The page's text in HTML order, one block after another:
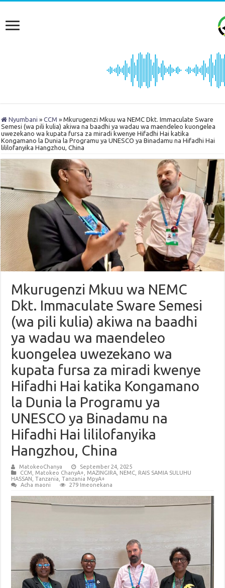
Nyumbani » CCM » Mkurugenzi Mkuu wa NEMC Dkt. Immaculate Sware
Semesi (wa pili kulia) akiwa na baadhi ya wadau wa maendeleo kuongelea
uwezekano wa kupata fursa za miradi kwenye Hifadhi Hai katika
Kongamano la Dunia la Programu ya UNESCO ya Binadamu na Hifadhi Hai
lililofanyika Hangzhou, China
Mkurugenzi Mkuu wa NEMC
Dkt. Immaculate Sware Semesi
(wa pili kulia) akiwa na baadhi
ya wadau wa maendeleo
kuongelea uwezekano wa
kupata fursa za miradi kwenye
Hifadhi Hai katika Kongamano
la Dunia la Programu ya
UNESCO ya Binadamu na
Hifadhi Hai lililofanyika
Hangzhou, China
MatokeoChanya
September 24, 2025
CCM
Matokeo ChanyA+ MAZINGIRA NEMC RAIS SAMIA SULUHU
HASSAN ,Tanzania ,Tanzania MpyA+
Acha maoni
279 Imeonekana